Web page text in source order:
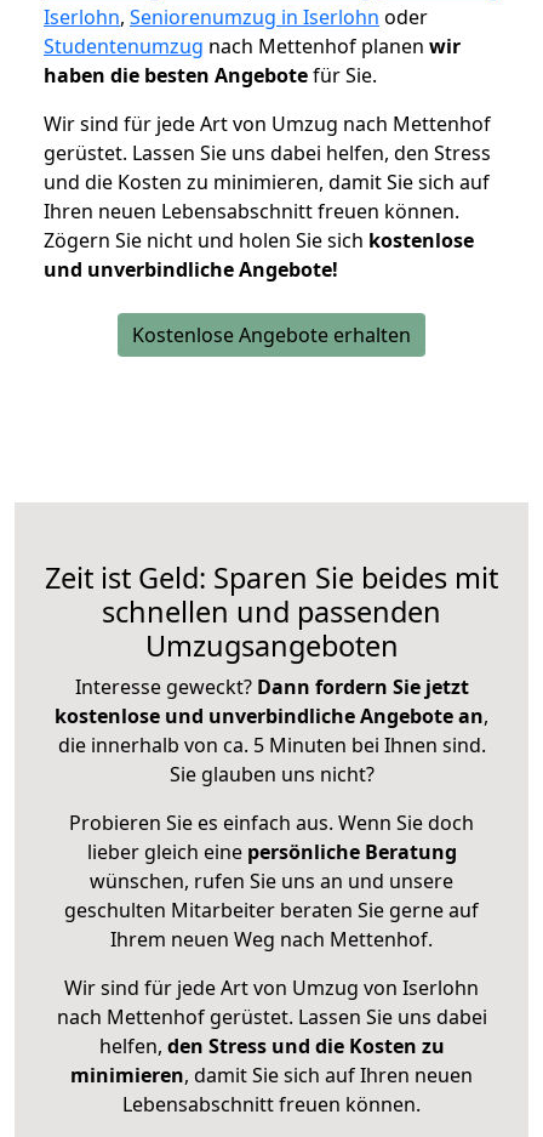
Iserlohn, Seniorenumzug in Iserlohn oder
Studentenumzug nach Mettenhof planen wir
haben die besten Angebotefür Sie.
Wir sind für jede Art von Umzug nach Mettenhof
gerüstet. Lassen Sie uns dabei helfen, den Stress
und die Kosten zu minimieren, damit Sie sich auf
Ihren neuen Lebensabschnitt freuen können.
Zögern Sie nicht und holen Sie sich kostenlose
und unverbindliche Angebote!
Kostenlose Angebote erhalten
Zeit ist Geld: Sparen Sie beides mit
schnellen und passenden
Umzugsangeboten
Interesse geweckt? Dann fordern Sie jetzt
kostenlose und unverbindliche Angebote an,
die innerhalb von ca. 5 Minuten bei Ihnen sind.
Sie glauben uns nicht?
Probieren Sie es einfach aus. Wenn Sie doch
lieber gleich eine persönliche Beratung
wünschen, rufen Sie uns an und unsere
geschulten Mitarbeiter beraten Sie gerne auf
Ihrem neuen Weg nach Mettenhof.
Wir sind für jede Art von Umzug von Iserlohn
nach Mettenhof gerüstet. Lassen Sie uns dabei
helfen, den Stress und die Kosten zu
minimieren, damit Sie sich auf Ihren neuen
Lebensabschnitt freuen können.